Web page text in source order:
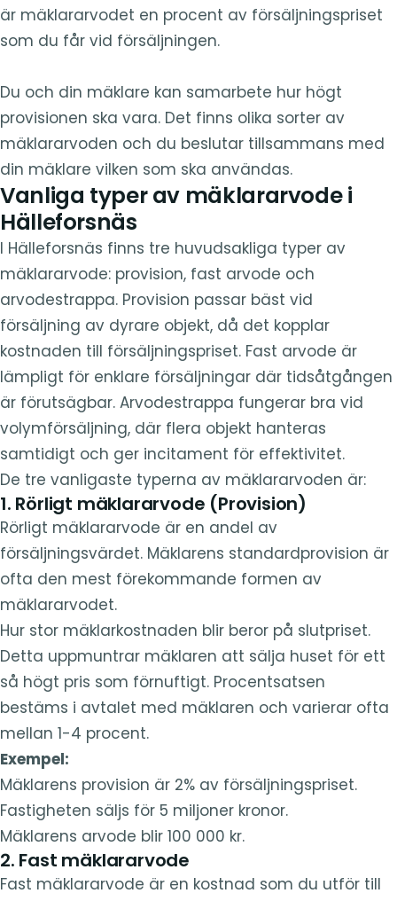
är mäklararvodet en procent av försäljningspriset
som du får vid försäljningen.
Du och din mäklare kan samarbete hur högt
provisionen ska vara. Det finns olika sorter av
mäklararvoden och du beslutar tillsammans med
din mäklare vilken som ska användas.
Vanliga typer av mäklararvode i
Hälleforsnäs
I Hälleforsnäs finns tre huvudsakliga typer av
mäklararvode: provision, fast arvode och
arvodestrappa. Provision passar bäst vid
försäljning av dyrare objekt, då det kopplar
kostnaden till försäljningspriset. Fast arvode är
lämpligt för enklare försäljningar där tidsåtgången
är förutsägbar. Arvodestrappa fungerar bra vid
volymförsäljning, där flera objekt hanteras
samtidigt och ger incitament för effektivitet.
De tre vanligaste typerna av mäklararvoden är:
1. Rörligt mäklararvode (Provision)
Rörligt mäklararvode är en andel av
försäljningsvärdet. Mäklarens standardprovision är
ofta den mest förekommande formen av
mäklararvodet.
Hur stor mäklarkostnaden blir beror på slutpriset.
Detta uppmuntrar mäklaren att sälja huset för ett
så högt pris som förnuftigt. Procentsatsen
bestäms i avtalet med mäklaren och varierar ofta
mellan 1-4 procent.
Exempel:
Mäklarens provision är 2% av försäljningspriset.
Fastigheten säljs för 5 miljoner kronor.
Mäklarens arvode blir 100 000 kr.
2. Fast mäklararvode
Fast mäklararvode är en kostnad som du utför till